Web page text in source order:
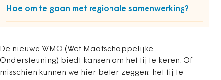
Hoe om te gaan met regionale samenwerking?
De nieuwe WMO (Wet Maatschappelijke
Ondersteuning) biedt kansen om het tij te keren. Of
misschien kunnen we hier beter zeggen: het tij te